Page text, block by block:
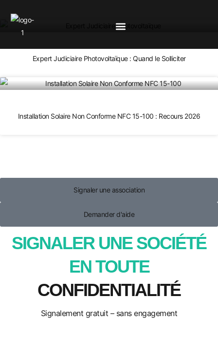
Expert Judiciaire Photovoltaïque : Quand le Solliciter
Installation Solaire Non Conforme NFC 15-100 : Recours 2026
Signaler une association
Demander d'aide
SIGNALER UNE SOCIÉTÉ
EN TOUTE
CONFIDENTIALITÉ
Signalement gratuit – sans engagement